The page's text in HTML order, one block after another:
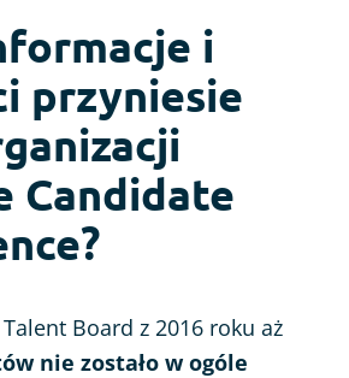
i
przyniesie
Candidate
Board z 2016 roku aż
nie zostało w ogóle